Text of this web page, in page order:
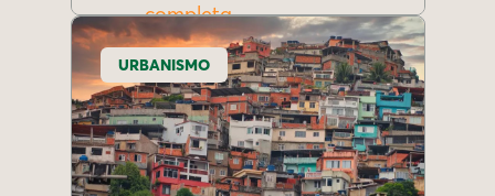
completa
URBANISMO